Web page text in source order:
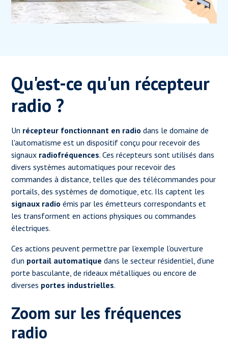
Qu'est-ce qu'un récepteur
radio ?
Un récepteur fonctionnant en radio dans le domaine de
l'automatisme est un dispositif conçu pour recevoir des
signaux radiofréquences. Ces récepteurs sont utilisés dans
divers systèmes automatiques pour recevoir des
commandes à distance, telles que des télécommandes pour
portails, des systèmes de domotique, etc. Ils captent les
signaux radio émis par les émetteurs correspondants et
les transforment en actions physiques ou commandes
électriques.
Ces actions peuvent permettre par l’exemple l’ouverture
d’un portail automatique dans le secteur résidentiel, d’une
porte basculante, de rideaux métalliques ou encore de
diverses portes industrielles.
Zoom sur les fréquences
radio